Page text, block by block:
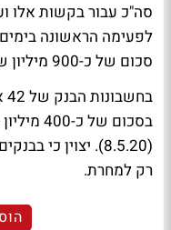
לפעימה הראשונה בימים
סכום של כ-900 מיליון שקל לחשבונות הבנק של הזכאים.
בסכום
(8.5.20). יצוין כי
רק למחרת.